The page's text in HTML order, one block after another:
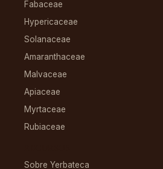
Fabaceae
Hypericaceae
Solanaceae
Amaranthaceae
Malvaceae
Apiaceae
Myrtaceae
Rubiaceae
Sobre Yerbateca